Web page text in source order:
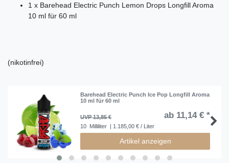
1 x Barehead Electric Punch Lemon Drops Longfill Aroma
10 ml für 60 ml
(nikotinfrei)
Barehead Electric Punch Ice Pop Longfill Aroma
10 ml für 60 ml
UVP 13,85 € ab 11,14 € *
10 Milliliter | 1.185,00 € / Liter
Artikel anzeigen